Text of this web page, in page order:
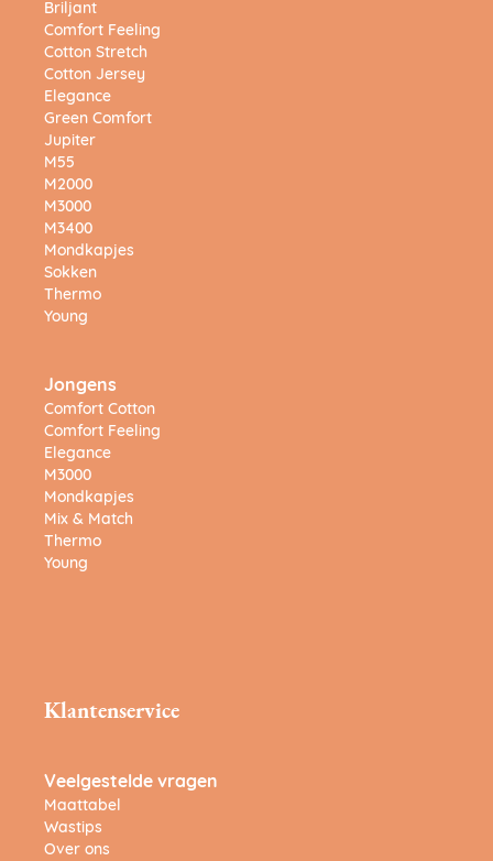
Briljant
Comfort Feeling
Cotton Stretch
Cotton Jersey
Elegance
Green Comfort
Jupiter
M55
M2000
M3000
M3400
Mondkapjes
Sokken
Thermo
Young
Jongens
Comfort Cotton
Comfort Feeling
Elegance
M3000
Mondkapjes
Mix & Match
Thermo
Young
Klantenservice
Veelgestelde vragen
Maattabel
Wastips
Over ons